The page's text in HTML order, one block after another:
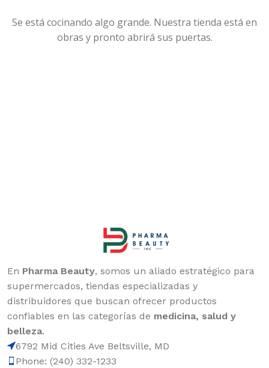
Se está cocinando algo grande. Nuestra tienda está en
obras y pronto abrirá sus puertas.
En Pharma Beauty, somos un aliado estratégico para
supermercados, tiendas especializadas y
distribuidores que buscan ofrecer productos
confiables en las categorías de medicina, salud y
belleza.
6792 Mid Cities Ave Beltsville, MD
Phone: (240) 332-1233